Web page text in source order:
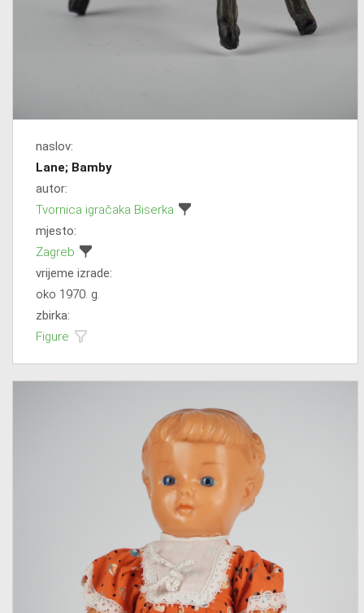
naslov:
Lane; Bamby
autor:
Tvornica igračaka Biserka
mjesto:
Zagreb
vrijeme izrade:
oko 1970. g.
zbirka:
Figure